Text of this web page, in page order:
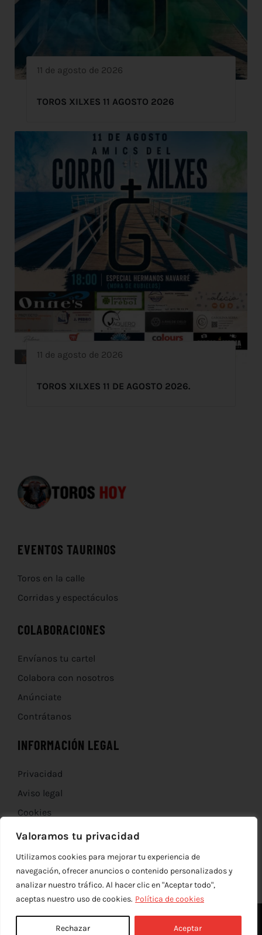
Valoramos tu privacidad
Utilizamos cookies para mejorar tu experiencia de
navegación, ofrecer anuncios o contenido personalizados y
analizar nuestro tráfico. Al hacer clic en "Aceptar todo",
aceptas nuestro uso de cookies. Política de cookies
Rechazar Aceptar
11 de agosto de 2026
TOROS XILXES 11 AGOSTO 2026
11 de agosto de 2026
TOROS XILXES 11 DE AGOSTO 2026.
EVENTOS TAURINOS
Toros en la calle
Corridas y espectáculos
COLABORACIONES
Envíanos tu cartel
Colabora con nosotros
Anúnciate
Contrátanos
INFORMACIÓN LEGAL
Privacidad
Aviso legal
Cookies
Devoluciones
© Copyright 2012 - 2026 | | Todos los derechos reservados